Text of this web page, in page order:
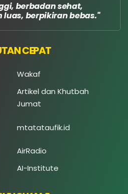
berbadan sehat,
luas, berpikiran bebas.
CEPAT
Wakaf
Artikel dan Khutbah
Jumat
mtatataufik.id
AirRadio
AI-Institute